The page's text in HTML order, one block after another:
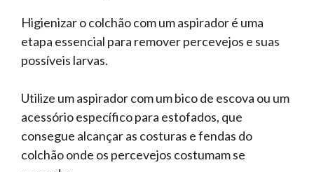
Higienizar o colchão com um aspirador é uma
etapa essencial para remover percevejos e suas
possíveis larvas.
Utilize um aspirador com um bico de escova ou um
acessório específico para estofados, que
consegue alcançar as costuras e fendas do
colchão onde os percevejos costumam se